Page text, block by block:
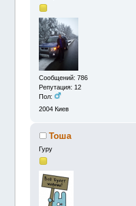
Сообщений: 786
Репутация: 12
Пол:
2004 Киев
Тоша
Гуру